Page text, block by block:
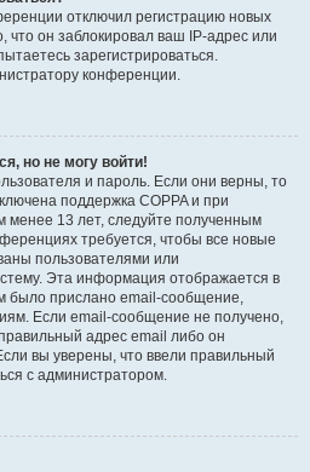
отключил регистрацию новых
что он заблокировал ваш IP-адрес или
зарегистрироваться.
конференции.
но не могу войти!
и пароль. Если они верны, то
поддержка COPPA и при
менее 13 лет, следуйте полученным
требуется, чтобы все новые
пользователями или
Эта информация отображается в
было прислано email-сообщение,
Если email-сообщение не получено,
адрес email либо он
вы уверены, что ввели правильный
с администратором.